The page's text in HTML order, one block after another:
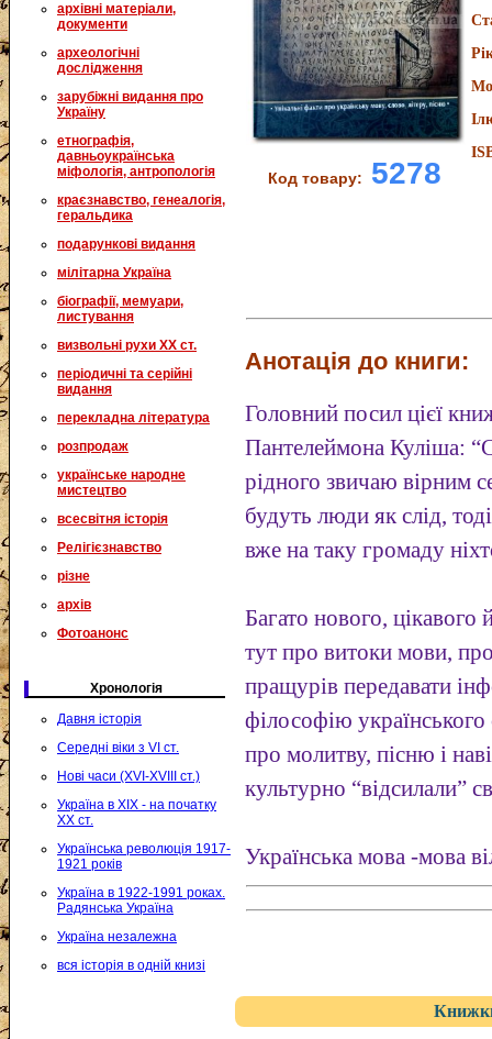
архівні матеріали,
документи
археологічні
дослідження
зарубіжні видання про
Україну
етнографія,
давньоукраїнська
міфологія, антропологія
краєзнавство, генеалогія,
геральдика
подарункові видання
мілітарна Україна
біографії, мемуари,
листування
визвольні рухи XX ст.
періодичні та серійні
видання
перекладна література
розпродаж
українське народне
мистецтво
всесвітня історія
Релігієзнавство
різне
архів
Фотоанонс
Хронологія
Давня історія
Середні віки з VI ст.
Нові часи (XVI-XVIII ст.)
Україна в XIX - на початку
XX ст.
Українська революція 1917-
1921 років
Україна в 1922-1991 роках.
Радянська Україна
Україна незалежна
вся історія в одній книзі
Код товару: 5278
Анотація до книги:
Головний посил цієї
Пантелеймона Куліша:
рідного звичаю вірним
будуть люди як слід,
вже на таку громаду
Багато нового, цікавого
тут про витоки мови,
пращурів передавати
філософію українського
про молитву, пісню і
культурно “відсилали”
Українська мова -мова